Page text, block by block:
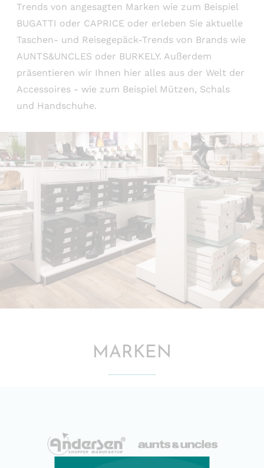
Trends von angesagten Marken wie zum Beispiel
BUGATTI oder CAPRICE oder erleben Sie aktuelle
Taschen- und Reisegepäck-Trends von Brands wie
AUNTS&UNCLES oder BURKELY. Außerdem
präsentieren wir Ihnen hier alles aus der Welt der
Accessoires - wie zum Beispiel Mützen, Schals
und Handschuhe.
MARKEN